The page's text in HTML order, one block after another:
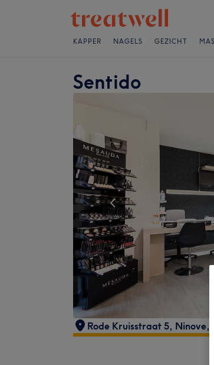
KAPPER NAGELS GEZICHT
Sentido
Rode Kruisstraat 5, Ninove,